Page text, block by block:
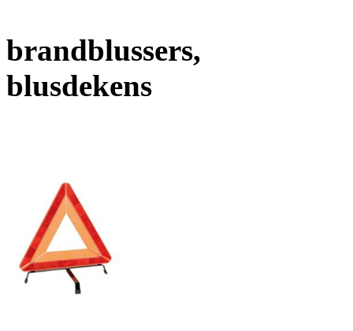
brandblussers,
blusdekens